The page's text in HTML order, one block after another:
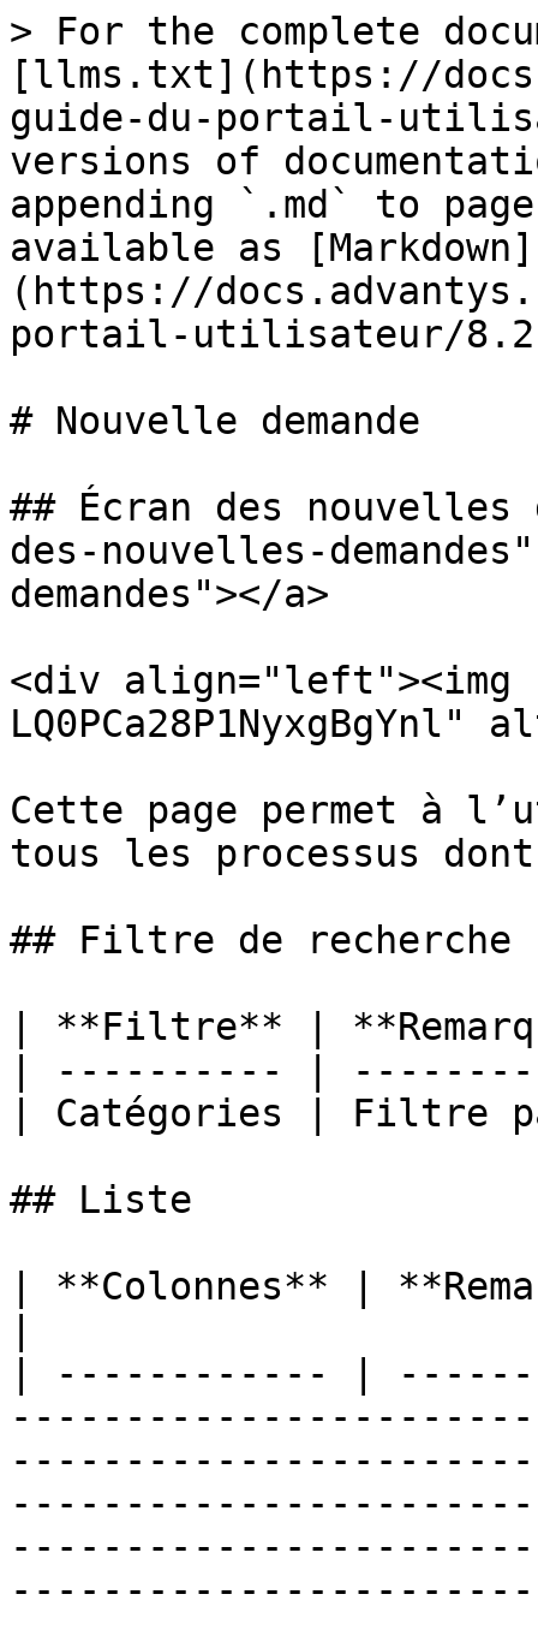
> For the complete
[llms.txt](https://
guide-du-portail-
versions of
appending `.md` to
available as [Markdown]
(https://
portail-utilisateur/8.2-
# Nouvelle demande
## Écran des nouvelles
des-nouvelles-
demandes"></a>
<div
LQ0PCa28P1NyxgBgYnl"
Cette page permet à
tous les processus
## Filtre de recherche
| **Filtre** |
| ---------- |
| Catégories | Filtre
## Liste
| **Colonnes** |
| ------------ |